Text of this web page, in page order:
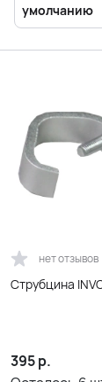
умолчанию
нет отзывов
Струбцина
395р.